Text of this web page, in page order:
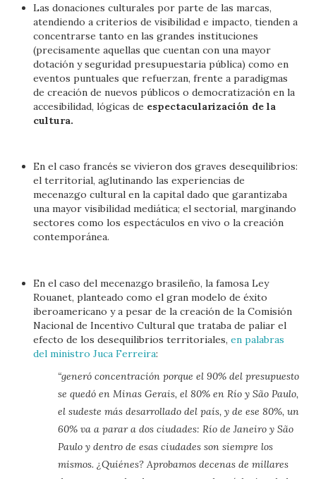
Las donaciones culturales por parte de las marcas,
atendiendo a criterios de visibilidad e impacto, tienden a
concentrarse tanto en las grandes instituciones
(precisamente aquellas que cuentan con una mayor
dotación y seguridad presupuestaria pública) como en
eventos puntuales que refuerzan, frente a paradigmas
de creación de nuevos públicos o democratización en la
accesibilidad, lógicas de espectacularización de la
cultura.
En el caso francés se vivieron dos graves desequilibrios:
el territorial, aglutinando las experiencias de
mecenazgo cultural en la capital dado que garantizaba
una mayor visibilidad mediática; el sectorial, marginando
sectores como los espectáculos en vivo o la creación
contemporánea.
En el caso del mecenazgo brasileño, la famosa Ley
Rouanet, planteado como el gran modelo de éxito
iberoamericano y a pesar de la creación de la Comisión
Nacional de Incentivo Cultural que trataba de paliar el
efecto de los desequilibrios territoriales,en palabras
del ministro Juca Ferreira:
“generó concentración porque el 90% del presupuesto
se quedó en Minas Gerais, el 80% en Río y São Paulo,
el sudeste más desarrollado del país, y de ese 80%, un
60% va a parar a dos ciudades: Río de Janeiro y São
Paulo y dentro de esas ciudades son siempre los
mismos. ¿Quiénes? Aprobamos decenas de millares